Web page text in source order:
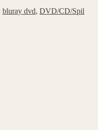
bluray dvd, DVD/CD/Spil